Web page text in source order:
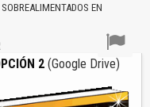
EN
2 (Google Drive)